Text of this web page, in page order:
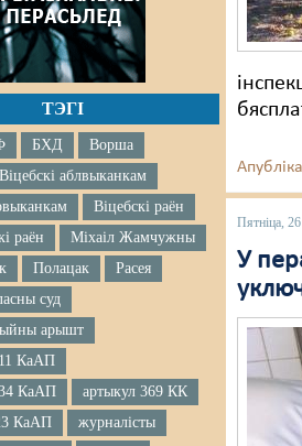
ТЭГІ
БХД
Ворша
Віцебскі аблвыканкам
Віцебскі раён
раён
Міхаіл Жамчужны
Полацак
Расея
суд
арышт
КаАП
КаАП
артыкул 369 КК
КаАП
журналісты
Пятніца,
У